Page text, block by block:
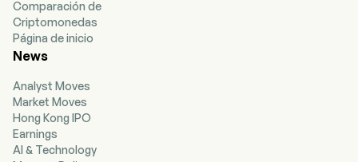
que utilizan calor para generar un aerosol con
nicotina, que inhala el usuario. Esta categoría
incluye Productos de Tabaco Calentado y
Productos Herbales para Calentamiento (HPH).
de nicotina sin humo llamados bolsas de
nicotina, diseñados para usarse en la boca. Los
productos orales tradicionales incluyen snus y
rapé. Sus marcas incluyen Vuse, glo, Velo,
Grizzly, Dunhill, Kent, Lucky Strike, Pall Mall,
Comparación de
Criptomonedas
Página de inicio
News
Analyst Moves
Market Moves
Hong Kong IPO
Earnings
AI & Technology